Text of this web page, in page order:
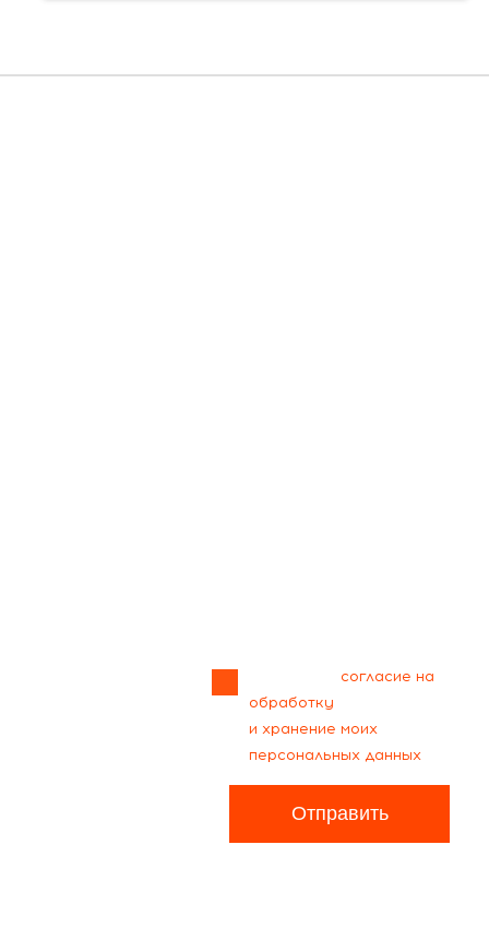
согласие на
обработку
и хранение моих
персональных данных
Отправить